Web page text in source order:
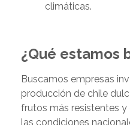
climáticas.
¿Qué estamos
Buscamos empresas
producción de chile
frutos más resistentes
las condiciones